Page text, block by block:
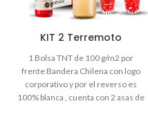
KIT 2 Terremoto